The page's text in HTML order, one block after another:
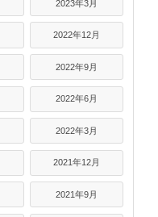
2023年3月
2022年12月
2022年9月
2022年6月
2022年3月
2021年12月
2021年9月